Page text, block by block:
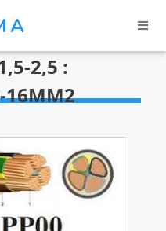
2,5 :
16MM2